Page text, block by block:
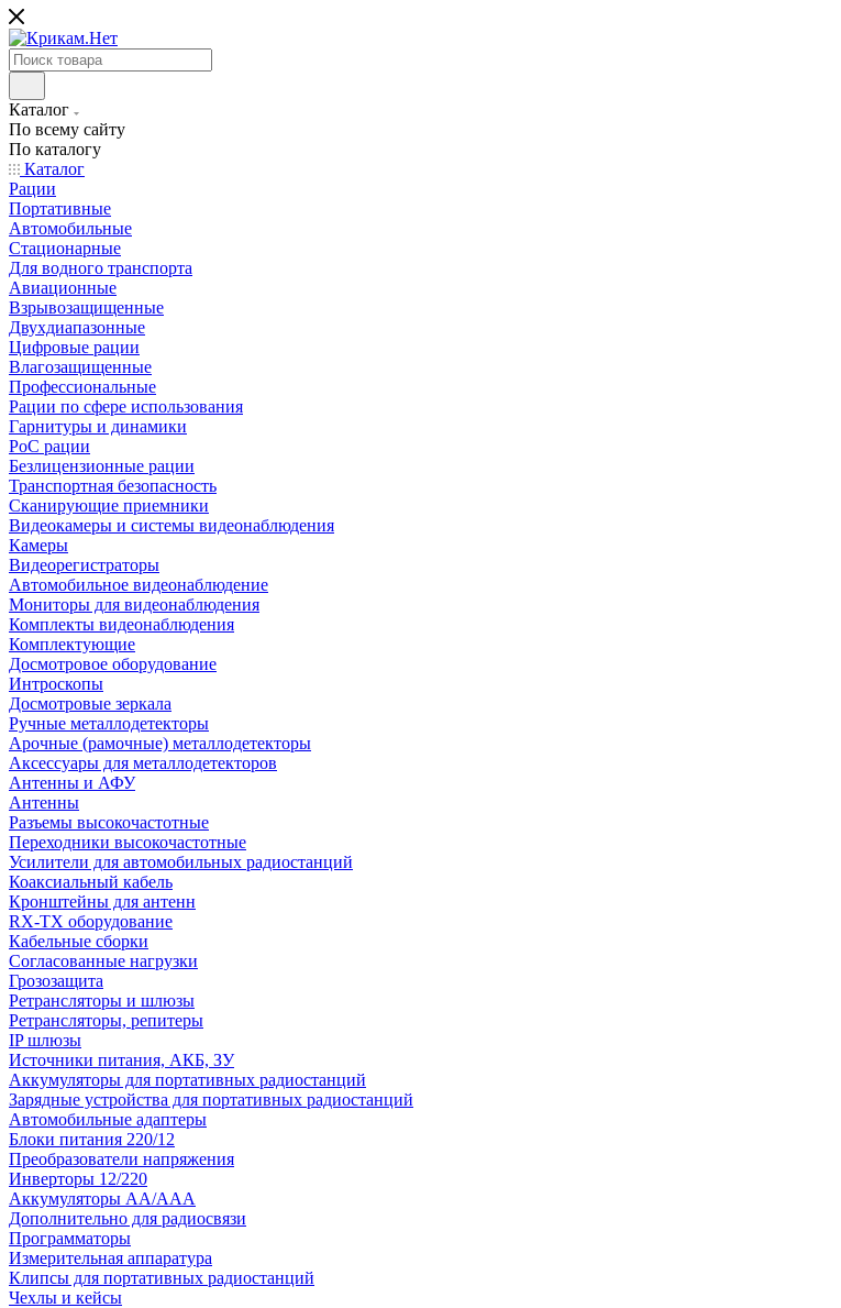
Каталог
По всему сайту
По каталогу
Каталог
Рации
Портативные
Автомобильные
Стационарные
Для водного транспорта
Авиационные
Взрывозащищенные
Двухдиапазонные
Цифровые рации
Влагозащищенные
Профессиональные
Рации по сфере использования
Гарнитуры и динамики
PoC рации
Безлицензионные рации
Транспортная безопасность
Сканирующие приемники
Видеокамеры и системы видеонаблюдения
Камеры
Видеорегистраторы
Автомобильное видеонаблюдение
Мониторы для видеонаблюдения
Комплекты видеонаблюдения
Комплектующие
Досмотровое оборудование
Интроскопы
Досмотровые зеркала
Ручные металлодетекторы
Арочные (рамочные) металлодетекторы
Аксессуары для металлодетекторов
Антенны и АФУ
Антенны
Разъемы высокочастотные
Переходники высокочастотные
Усилители для автомобильных радиостанций
Коаксиальный кабель
Кронштейны для антенн
RX-TX оборудование
Кабельные сборки
Согласованные нагрузки
Грозозащита
Ретрансляторы и шлюзы
Ретрансляторы, репитеры
IP шлюзы
Источники питания, АКБ, ЗУ
Аккумуляторы для портативных радиостанций
Зарядные устройства для портативных радиостанций
Автомобильные адаптеры
Блоки питания 220/12
Преобразователи напряжения
Инверторы 12/220
Аккумуляторы АА/ААА
Дополнительно для радиосвязи
Программаторы
Измерительная аппаратура
Клипсы для портативных радиостанций
Чехлы и кейсы